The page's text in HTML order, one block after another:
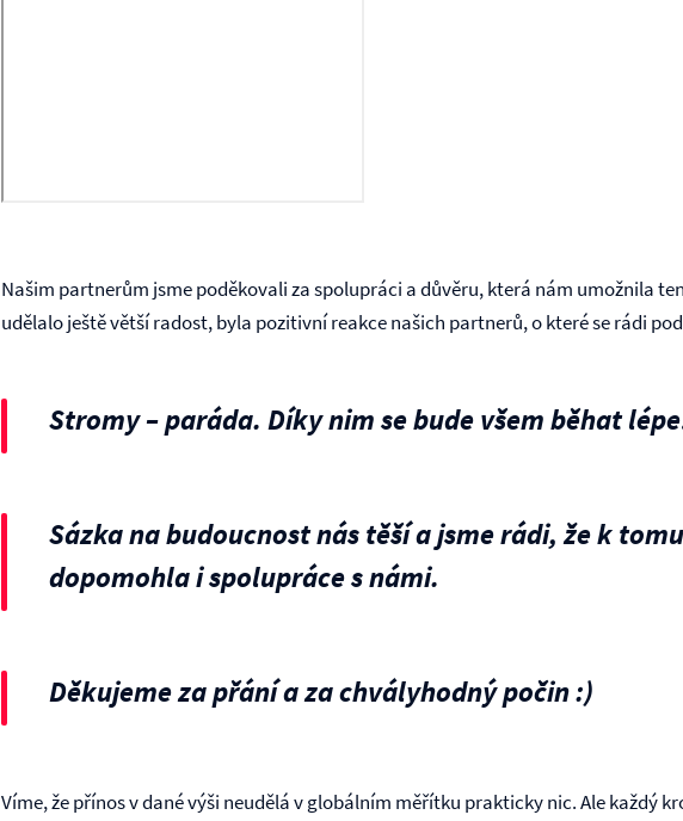
Našim partnerům jsme poděkovali za spolupráci a důvěru, která nám umožnila
udělalo ještě větší radost, byla pozitivní reakce našich partnerů, o které se rádi
Stromy – paráda. Díky nim se bude všem běhat
Sázka na budoucnost nás těší a jsme rádi, že k
dopomohla i spolupráce s námi.
Děkujeme za přání a za chvályhodný počin :)
Víme, že přínos v dané výši neudělá v globálním měřítku prakticky nic. Ale každý